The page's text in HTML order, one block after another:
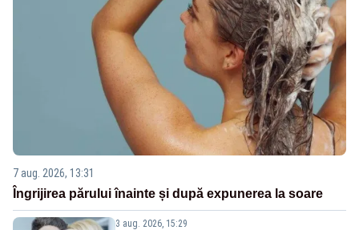
7 aug. 2026, 13:31
Îngrijirea părului înainte și după expunerea la soare
3 aug. 2026, 15:29